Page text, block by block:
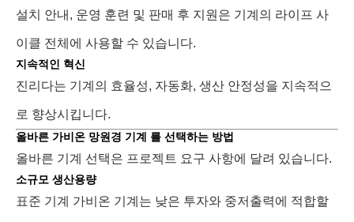
설치 안내, 운영 훈련 및 판매 후 지원은 기계의 라이프 사
이클 전체에 사용할 수 있습니다.
지속적인 혁신
진리다는 기계의 효율성, 자동화, 생산 안정성을 지속적으
로 향상시킵니다.
올바른 가비온 망원경 기계 를 선택하는 방법
올바른 기계 선택은 프로젝트 요구 사항에 달려 있습니다.
소규모 생산용량
표준 기계 가비온 기계는 낮은 투자와 중저출력에 적합할